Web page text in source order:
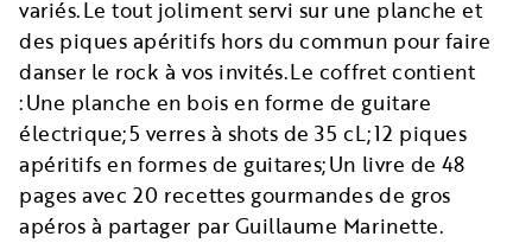
variés.Le tout joliment servi sur une planche et
des piques apéritifs hors du commun pour faire
danser le rock à vos invités.Le coffret contient
:Une planche en bois en forme de guitare
électrique;5 verres à shots de 35 cL;12 piques
apéritifs en formes de guitares;Un livre de 48
pages avec 20 recettes gourmandes de gros
apéros à partager par Guillaume Marinette.